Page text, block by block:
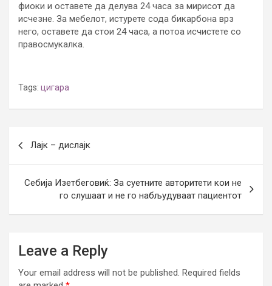
фиоки и оставете да делува 24 часа за мирисот да
исчезне. За мебелот, истурете сода бикарбона врз
него, оставете да стои 24 часа, а потоа исчистете со
правосмукалка.
Tags: цигара
navigation
Лајк – дислајк
Себија Изетбеговиќ: За суетните авторитети кои не
го слушаат и не го набљудуваат пациентот
Leave a Reply
Your email address will not be published. Required fields